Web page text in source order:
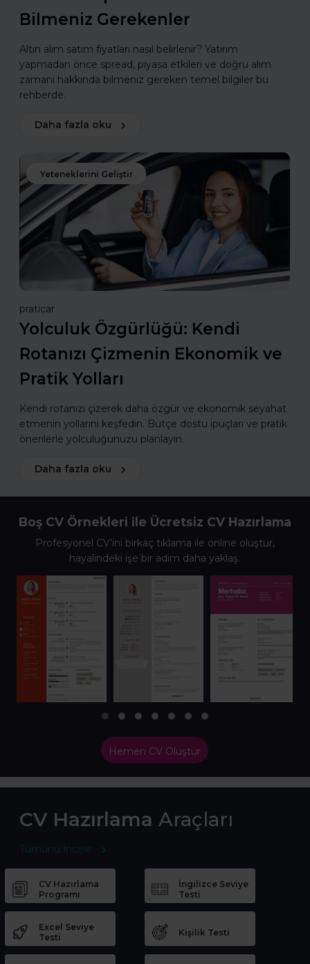
Bilmeniz Gerekenler
Altın alım satım fiyatları nasıl belirlenir? Yatırım
yapmadan önce spread, piyasa etkileri ve doğru alım
zamanı hakkında bilmeniz gereken temel bilgiler bu
rehberde.
Daha fazla oku
Yeteneklerini Geliştir
praticar
Yolculuk Özgürlüğü: Kendi
Rotanızı Çizmenin Ekonomik ve
Pratik Yolları
Kendi rotanızı çizerek daha özgür ve ekonomik seyahat
etmenin yollarını keşfedin. Bütçe dostu ipuçları ve pratik
önerilerle yolculuğunuzu planlayın.
Daha fazla oku
Boş CV Örnekleri ile Ücretsiz CV Hazırlama
Profesyonel CV’ini birkaç tıklama ile online oluştur,
hayalindeki işe bir adım daha yaklaş.
Hemen CV Oluştur
CV Hazırlama Araçları
Tümünü İncele
CV Hazırlama
Programı
İngilizce Seviye
Testi
Excel Seviye
Testi
Kişilik Testi